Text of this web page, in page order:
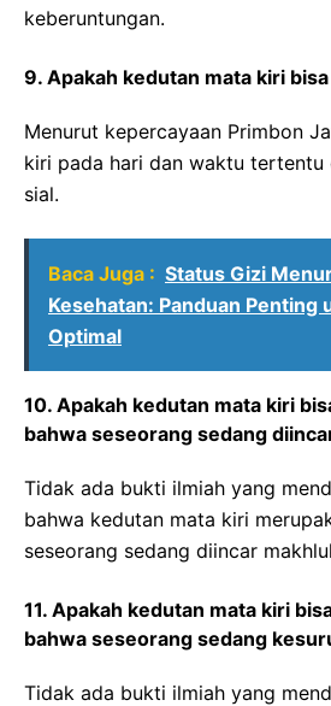
keberuntungan.
9. Apakah kedutan mata kiri
Menurut kepercayaan Primbon
kiri pada hari dan waktu tertentu
sial.
Baca Juga : Status Gizi
Kesehatan: Panduan Penting
Optimal
10. Apakah kedutan mata kiri
bahwa seseorang sedang
Tidak ada bukti ilmiah yang
bahwa kedutan mata kiri
seseorang sedang diincar
11. Apakah kedutan mata kiri
bahwa seseorang sedang
Tidak ada bukti ilmiah yang